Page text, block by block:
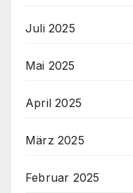
Juli 2025
Mai 2025
April 2025
März 2025
Februar 2025